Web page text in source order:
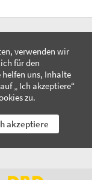
verwenden wir
für den
helfen uns, Inhalte
„ Ich akzeptiere“
zu.
akzeptiere